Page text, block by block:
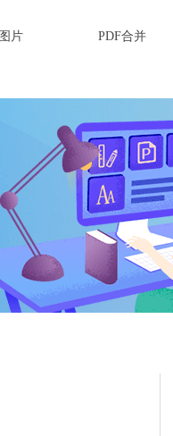
片 PDF合并